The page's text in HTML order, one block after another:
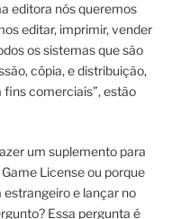
editora nós queremos
editar, imprimir, vender
os sistemas que são
cópia, e distribuição,
fins comerciais”, estão
um suplemento para
License ou porque
e lançar no
Essa pergunta é